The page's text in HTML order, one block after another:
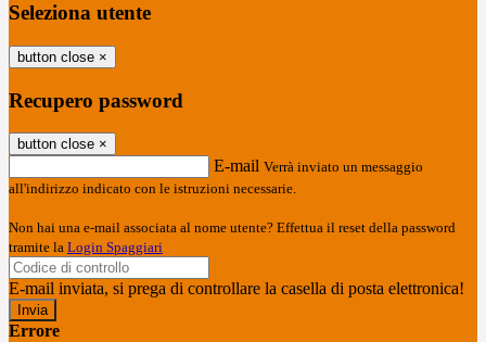
Seleziona utente
button close ×
Recupero password
button close ×
E-mail Verrà inviato un messaggio
all'indirizzo indicato con le istruzioni necessarie.
Non hai una e-mail associata al nome utente? Effettua il reset della password
tramite la Login Spaggiari
E-mail inviata, si prega di controllare la casella di posta elettronica!
Errore